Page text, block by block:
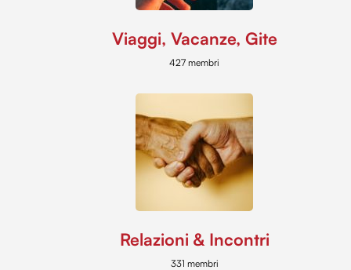
Viaggi, Vacanze, Gite
427 membri
Relazioni & Incontri
331 membri